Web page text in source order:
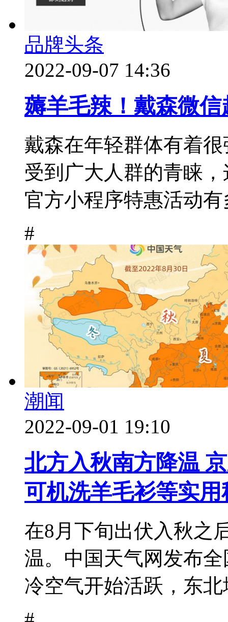
品牌头条
2022-09-07 14:36
薅羊毛辣！戴森微
戴森在年轻群体有着
受到广大人群的青睐
官方小程序特惠活动
#
潮闻
2022-09-01 19:10
北方入秋南方降温
可机洗羊毛衫等实用
在8月下旬出伏入秋之
温。中国天气网发布
冷空气开始活跃，东